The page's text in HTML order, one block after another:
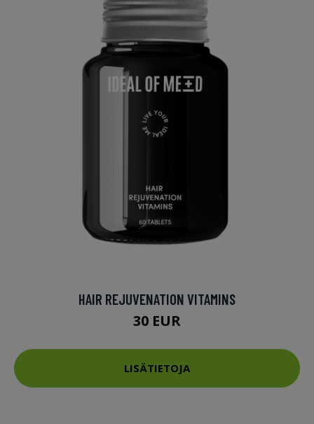
HAIR REJUVENATION VITAMINS
30 EUR
LISÄTIETOJA